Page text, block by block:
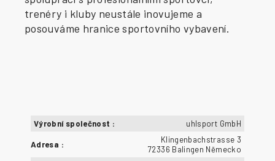
trenéry i kluby neustále inovujeme a
posouváme hranice sportovního vybavení.
Výrobní společnost : uhlsport GmbH
Adresa :
Klingenbachstrasse 3
72336 Balingen Německo